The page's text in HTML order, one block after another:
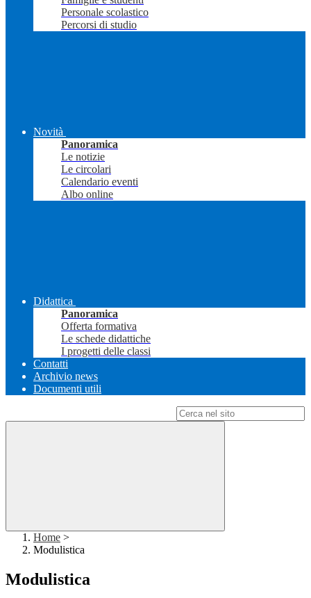
Personale scolastico
Percorsi di studio
Novità
Panoramica
Le notizie
Le circolari
Calendario eventi
Albo online
Didattica
Panoramica
Offerta formativa
Le schede didattiche
I progetti delle classi
Contatti
Archivio news
Documenti utili
Home >
Modulistica
Modulistica